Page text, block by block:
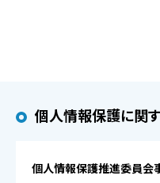
個人情報保護に関
個人情報保護推進委員会